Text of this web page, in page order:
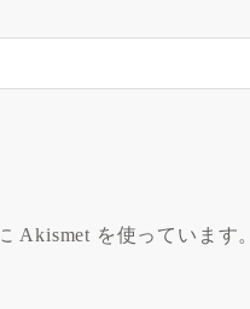
Akismet を使っています。